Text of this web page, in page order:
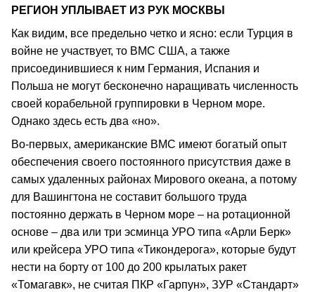
РЕГИОН УПЛЫВАЕТ ИЗ РУК МОСКВЫ
Как видим, все предельно четко и ясно: если Турция в
войне не участвует, то ВМС США, а также
присоединившиеся к ним Германия, Испания и
Польша не могут бесконечно наращивать численность
своей корабельной группировки в Черном море.
Однако здесь есть два «но».
Во-первых, американские ВМС имеют богатый опыт
обеспечения своего постоянного присутствия даже в
самых удаленных районах Мирового океана, а потому
для Вашингтона не составит большого труда
постоянно держать в Черном море – на ротационной
основе – два или три эсминца УРО типа «Арли Берк»
или крейсера УРО типа «Тикондерога», которые будут
нести на борту от 100 до 200 крылатых ракет
«Томагавк», не считая ПКР «Гарпун», ЗУР «Стандарт»